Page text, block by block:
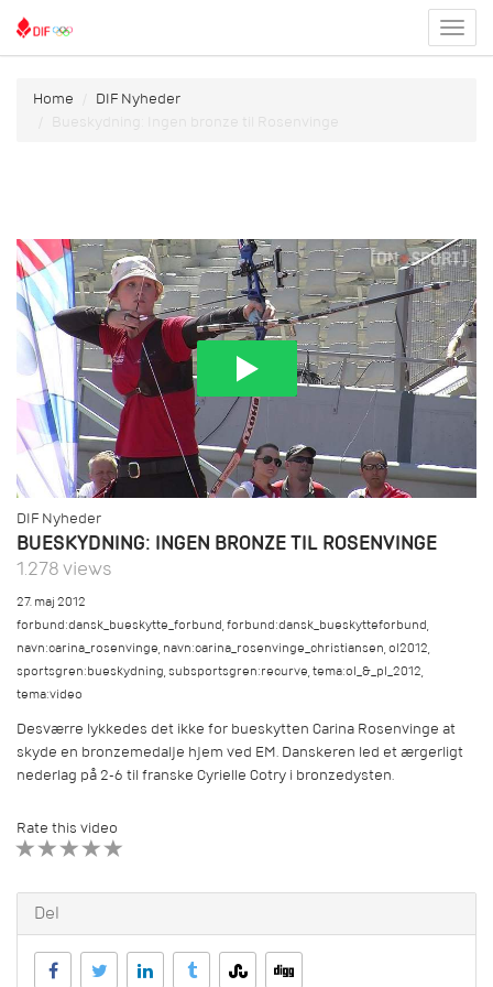
menu
Home
DIF Nyheder
Bueskydning: Ingen bronze til Rosenvinge
DIF Nyheder
BUESKYDNING: INGEN BRONZE TIL ROSENVINGE
1.278 views
27. maj 2012
forbund:dansk_bueskytte_forbund,forbund:dansk_bueskytteforbund,
navn:carina_rosenvinge,navn:carina_rosenvinge_christiansen,ol2012,
sportsgren:bueskydning,subsportsgren:recurve,tema:ol_&_pl_2012,
tema:video
Desværre lykkedes det ikke for bueskytten Carina Rosenvinge at
skyde en bronzemedalje hjem ved EM. Danskeren led et ærgerligt
nederlag på 2-6 til franske Cyrielle Cotry i bronzedysten.
Rate this video
Del